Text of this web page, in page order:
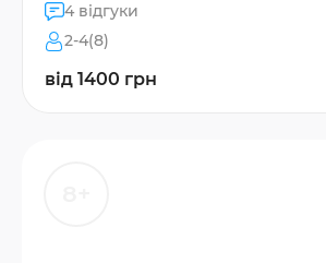
4 відгуки
2-4(8)
від 1400 грн